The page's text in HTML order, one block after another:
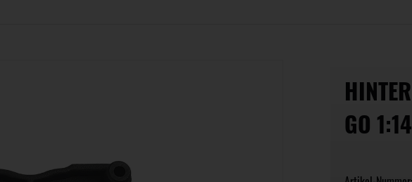
GO 1:14